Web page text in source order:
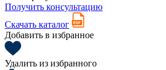
Получить консультацию
Скачать каталог
Добавить в избранное
Удалить из избранного